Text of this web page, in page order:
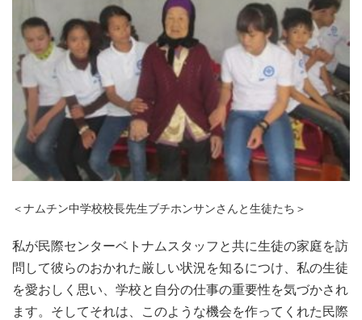
＜ナムチン中学校校長先生ブチホンサンさんと生徒たち＞
私が民際センターベトナムスタッフと共に生徒の家庭を訪
問して彼らのおかれた厳しい状況を知るにつけ、私の生徒
を愛おしく思い、学校と自分の仕事の重要性を気づかされ
ます。そしてそれは、このような機会を作ってくれた民際